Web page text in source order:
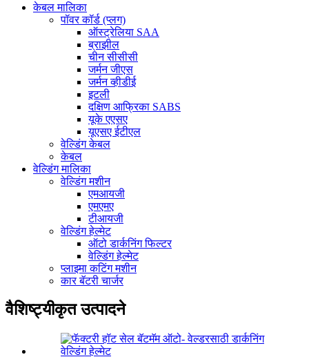
केबल मालिका
पॉवर कॉर्ड (प्लग)
ऑस्ट्रेलिया SAA
ब्राझील
चीन सीसीसी
जर्मन जीएस
जर्मन व्हीडीई
इटली
दक्षिण आफ्रिका SABS
यूके एएसए
यूएसए ईटीएल
वेल्डिंग केबल
केबल
वेल्डिंग मालिका
वेल्डिंग मशीन
एमआयजी
एमएमए
टीआयजी
वेल्डिंग हेल्मेट
ऑटो डार्कनिंग फिल्टर
वेल्डिंग हेल्मेट
प्लाझ्मा कटिंग मशीन
कार बॅटरी चार्जर
वैशिष्ट्यीकृत उत्पादने